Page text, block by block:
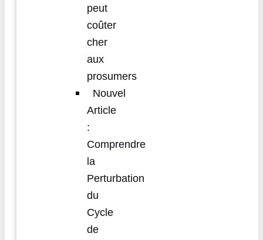
peut
coûter
cher
aux
prosumers
Nouvel
Article
:
Comprendre
la
Perturbation
du
Cycle
de